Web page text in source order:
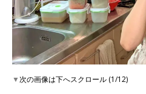
▼次の画像は下へスクロール (1/12)